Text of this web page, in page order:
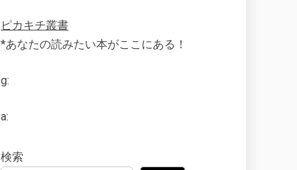
ピカキチ叢書
*あなたの読みたい本がここにある！
g:
a:
検索